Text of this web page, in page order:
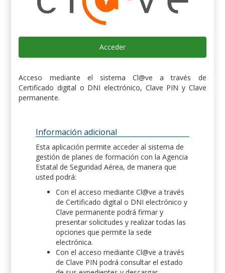
Acceder
Acceso mediante el sistema Cl@ve a través de
Certificado digital o DNI electrónico, Clave PIN y Clave
permanente.
Información adicional
Esta aplicación permite acceder al sistema de
gestión de planes de formación con la Agencia
Estatal de Seguridad Aérea, de manera que
usted podrá:
Con el acceso mediante Cl@ve a través
de Certificado digital o DNI electrónico y
Clave permanente podrá firmar y
presentar solicitudes y realizar todas las
opciones que permite la sede
electrónica.
Con el acceso mediante Cl@ve a través
de Clave PIN podrá consultar el estado